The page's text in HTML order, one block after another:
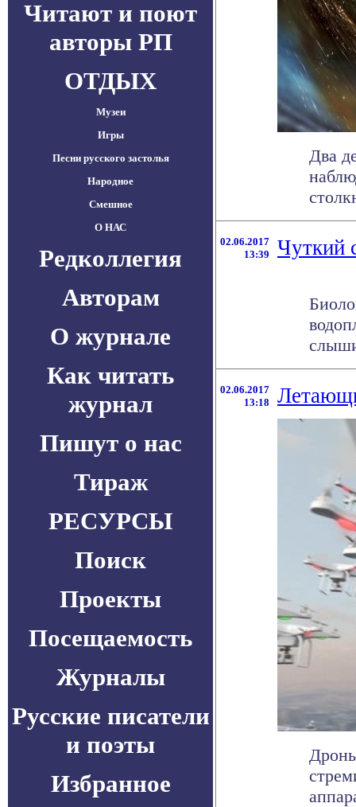
Читают и поют
авторы РП
ОТДЫХ
Музеи
Игры
Песни русского застолья
Народное
Смешное
О НАС
Редколлегия
Авторам
О журнале
Как читать
журнал
Пишут о нас
Тираж
РЕСУРСЫ
Поиск
Проекты
Посещаемость
Журналы
Русские писатели
и поэты
Избранное
Два
02.06.2017
13:39
Чуткий
02.06.2017
13:18